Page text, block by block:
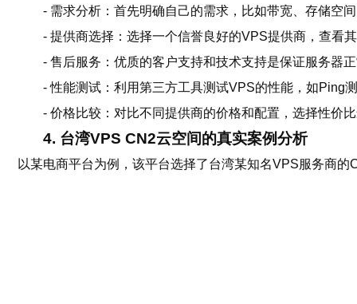
- 需求分析：首先明确自己的需求，比如带宽、存储空
- 提供商选择：选择一个信誉良好的VPS提供商，查看
- 售后服务：优质的客户支持和技术支持是保证服务器
- 性能测试：利用第三方工具测试VPS的性能，如Ping
- 价格比较：对比不同提供商的价格和配置，选择性价
4. 台湾VPS CN2云空间的真实案例分析
以某电商平台为例，该平台选择了台湾某知名VPS服务商的